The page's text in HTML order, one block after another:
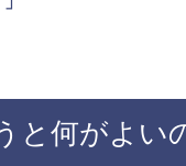
と何がよい